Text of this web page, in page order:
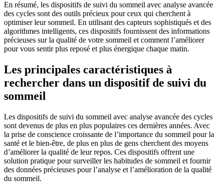
En résumé, les dispositifs de suivi du sommeil avec analyse avancée
des cycles sont des outils précieux pour ceux qui cherchent à
optimiser leur sommeil. En utilisant des capteurs sophistiqués et des
algorithmes intelligents, ces dispositifs fournissent des informations
précieuses sur la qualité de votre sommeil et comment l’améliorer
pour vous sentir plus reposé et plus énergique chaque matin.
Les principales caractéristiques à
rechercher dans un dispositif de suivi du
sommeil
Les dispositifs de suivi du sommeil avec analyse avancée des cycles
sont devenus de plus en plus populaires ces dernières années. Avec
la prise de conscience croissante de l’importance du sommeil pour la
santé et le bien-être, de plus en plus de gens cherchent des moyens
d’améliorer la qualité de leur repos. Ces dispositifs offrent une
solution pratique pour surveiller les habitudes de sommeil et fournir
des données précieuses pour l’analyse et l’amélioration de la qualité
du sommeil.